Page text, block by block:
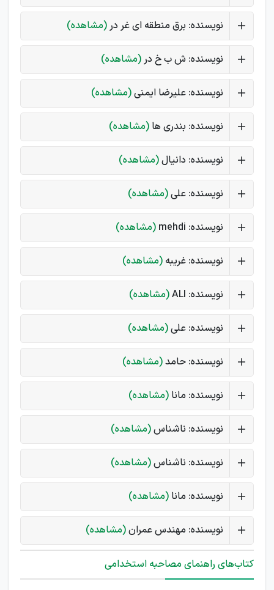
نویسنده: برق منطقه ای غر در(مشاهده)
نویسنده: ش ب خ در(مشاهده)
نویسنده: علیرضا ایمنی(مشاهده)
نویسنده: بندری ها (مشاهده)
نویسنده: دانیال(مشاهده)
نویسنده: علی(مشاهده)
نویسنده: mehdi (مشاهده)
نویسنده: غریبه (مشاهده)
نویسنده: ALI (مشاهده)
نویسنده: علی(مشاهده)
نویسنده: حامد(مشاهده)
نویسنده: مانا (مشاهده)
نویسنده: ناشناس(مشاهده)
نویسنده: ناشناس(مشاهده)
نویسنده: مانا (مشاهده)
نویسنده: مهندس عمران(مشاهده)
کتاب‌های راهنمای مصاحبه استخدامی